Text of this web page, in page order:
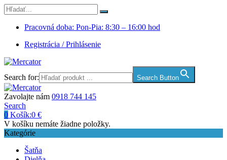
Pracovná doba: Pon-Pia: 8:30 – 16:00 hod
Registrácia / Prihlásenie
Search for: Search Button
Zavolajte nám 0918 744 145
Search
0 Košík:0 €
V košíku nemáte žiadne položky.
Kategórie
Šatňa